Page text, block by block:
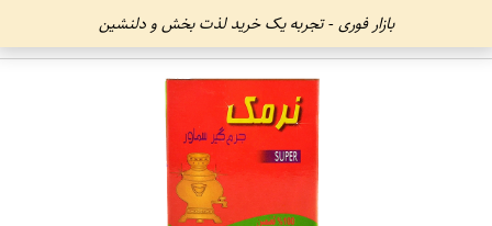
بازار فوری - تجربه یک خرید لذت بخش و دلنشین